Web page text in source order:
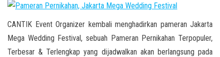
CANTIK Event Organizer kembali menghadirkan pameran Jakarta
Mega Wedding Festival, sebuah Pameran Pernikahan Terpopuler,
Terbesar & Terlengkap yang dijadwalkan akan berlangsung pada